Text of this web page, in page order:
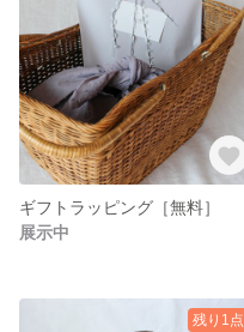
ギフトラッピング［無料］
展示中
残り1点